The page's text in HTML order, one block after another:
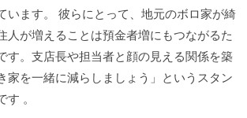
います。 彼らにとって、地元のボロ家が綺
人が増えることは預金者増にもつながるた
す。支店長や担当者と顔の見える関係を築
家を一緒に減らしましょう」というスタン
す 。